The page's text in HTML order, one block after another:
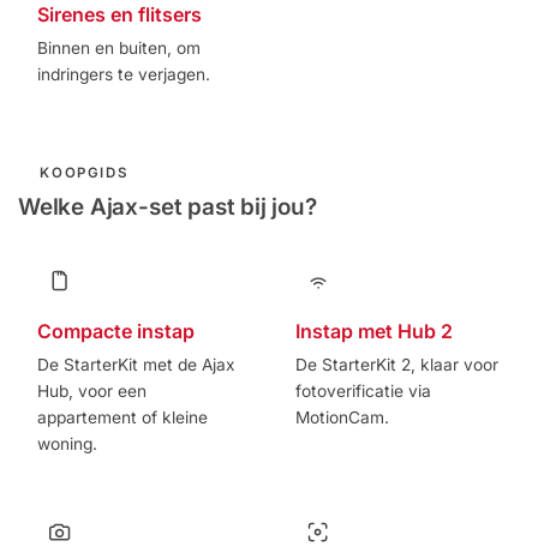
Sirenes en flitsers
Binnen en buiten, om
indringers te verjagen.
KOOPGIDS
Welke Ajax-set past bij jou?
Compacte instap
De StarterKit met de Ajax
Hub, voor een
appartement of kleine
woning.
Instap met Hub 2
De StarterKit 2, klaar voor
fotoverificatie via
MotionCam.